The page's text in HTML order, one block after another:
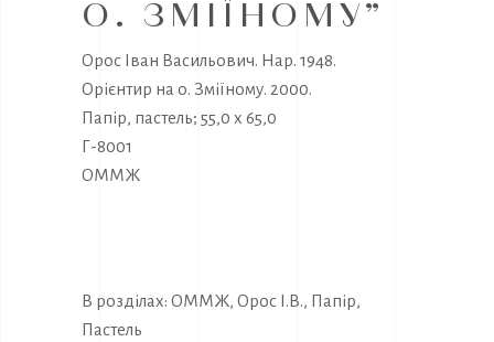
О. ЗМІЇНОМУ”
Орос Іван Васильович. Нар. 1948.
Орієнтир на о. Зміїному. 2000.
Папір, пастель; 55,0 х 65,0
Г-8001
ОММЖ
В розділах: ОММЖ, Орос І.В., Папір,
Пастель